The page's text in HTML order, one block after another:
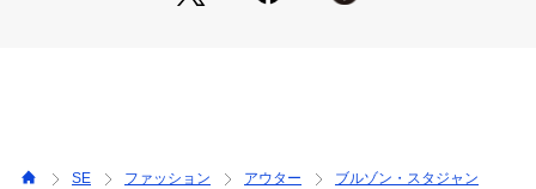
実際の商品とイメージ、仕様が異なる場合がございます。
SE ファッション アウター
ブルゾン・スタジャン